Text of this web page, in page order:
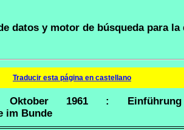
datos y motor de búsqueda para
Traducir esta página en castellano
Oktober 1961 :
im Bunde